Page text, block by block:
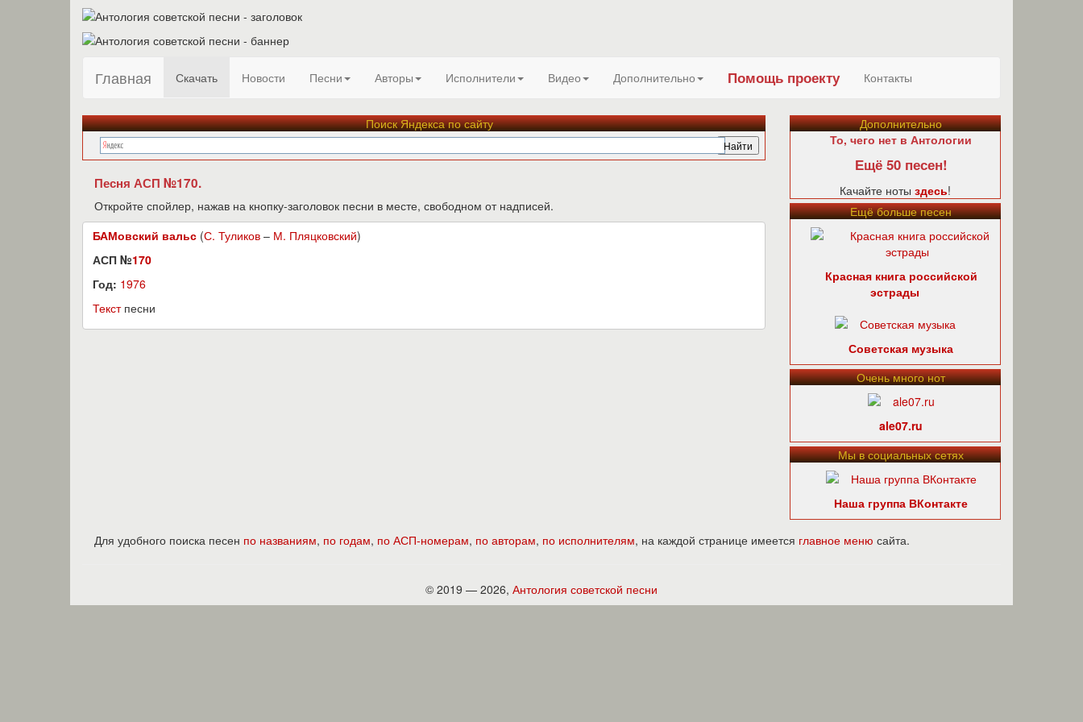
Главная Скачать Новости Песни Авторы Исполнители Видео Дополнительно Помощь проекту Контакты
Поиск Яндекса по сайту
Песня АСП №170.
Откройте спойлер, нажав на кнопку-заголовок песни в месте, свободном от надписей.
БАМовский вальс (С. Туликов – М. Пляцковский)
АСП №170
Год: 1976
Текстпесни
Дополнительно
То, чего нет в Антологии
Ещё 50 песен!
Качайте ноты здесь!
Ещё больше песен
Красная книга российской
эстрады
Советская музыка
Очень много нот
ale07.ru
Мы в социальных сетях
Наша группа ВКонтакте
Для удобного поиска песен по названиям, по годам, по АСП-номерам, по авторам, по исполнителям, на каждой странице имеется главное меню сайта.
© 2019 — 2026, Антология советской песни